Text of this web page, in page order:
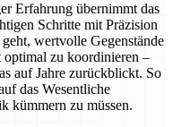
Erfahrung übernimmt das
Schritte mit Präzision
wertvolle Gegenstände
optimal zu koordinieren –
auf Jahre zurückblickt. So
das Wesentliche
kümmern zu müssen.